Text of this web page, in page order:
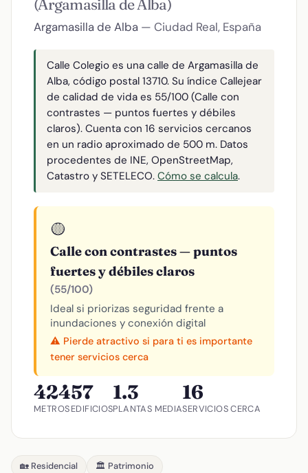
(Argamasilla de Alba)
Argamasilla de Alba — Ciudad Real, España
Calle Colegio es una calle de Argamasilla de
Alba, código postal 13710. Su índice Callejear
de calidad de vida es 55/100 (Calle con
contrastes — puntos fuertes y débiles
claros). Cuenta con 16 servicios cercanos
en un radio aproximado de 500 m. Datos
procedentes de INE, OpenStreetMap,
Catastro y SETELECO. Cómo se calcula.
🟡
Calle con contrastes — puntos
fuertes y débiles claros
(55/100)
Ideal si priorizas seguridad frente a
inundaciones y conexión digital
⚠️ Pierde atractivo si para ti es importante
tener servicios cerca
424
METROS
57
EDIFICIOS
1.3
PLANTAS MEDIA
16
SERVICIOS CERCA
🏡 Residencial 🏛️ Patrimonio